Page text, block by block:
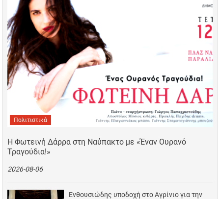
Πολιτιστικά
Η Φωτεινή Δάρρα στη Ναύπακτο με «Έναν Ουρανό
Τραγούδια!»
2026-08-06
Ενθουσιώδης υποδοχή στο Αγρίνιο για την